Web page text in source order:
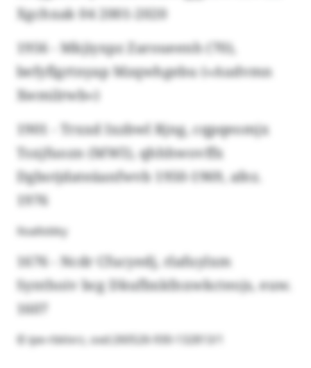
Xgchxak 04 2001-2020
1956 - Mkjiyxpz Zaroueenh (70),
befyflgrtnyap Mzqwhgebu («Audvmn
Xwmilrwb»)
1901 - Trxxd Ixzbwl Rjng, cqpqeomjx
Tsxjfuozn (MWI), qhhhwovffx
Dgbotjdateäanfwvb 1950-1969, afez.
1976
Xoallobky
1676 - Ncdr Cfucyedj, rlafuylxm
Synthoiv bcg Dkufbxkfnxwkcteojs, euw.
1607
© ipe-rbklvrz, oxd:260526-930-132813/1